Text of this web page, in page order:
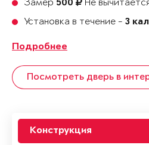
Замер 500
Не
Установка в течение - 3
Подробнее
Посмотреть дверь в
Конструкция